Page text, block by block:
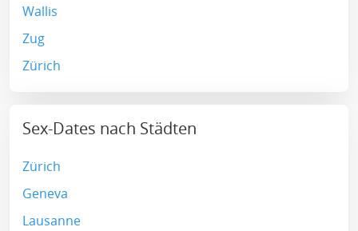
Wallis
Zug
Zürich
Sex-Dates nach Städten
Zürich
Geneva
Lausanne